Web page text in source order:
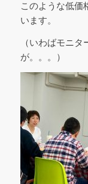
このような低価
います。
（いわばモニ
が。。。）